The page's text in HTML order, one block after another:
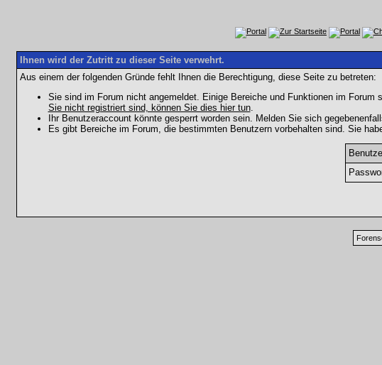
Ihnen wird der Zutritt zu dieser Seite verwehrt.
Aus einem der folgenden Gründe fehlt Ihnen die Berechtigung, diese Seite zu betreten:
Sie sind im Forum nicht angemeldet. Einige Bereiche und Funktionen im
Sie nicht registriert sind, können Sie dies hier tun.
Ihr Benutzeraccount könnte gesperrt worden sein. Melden Sie sich
Es gibt Bereiche im Forum, die bestimmten Benutzern vorbehalten sind. Sie